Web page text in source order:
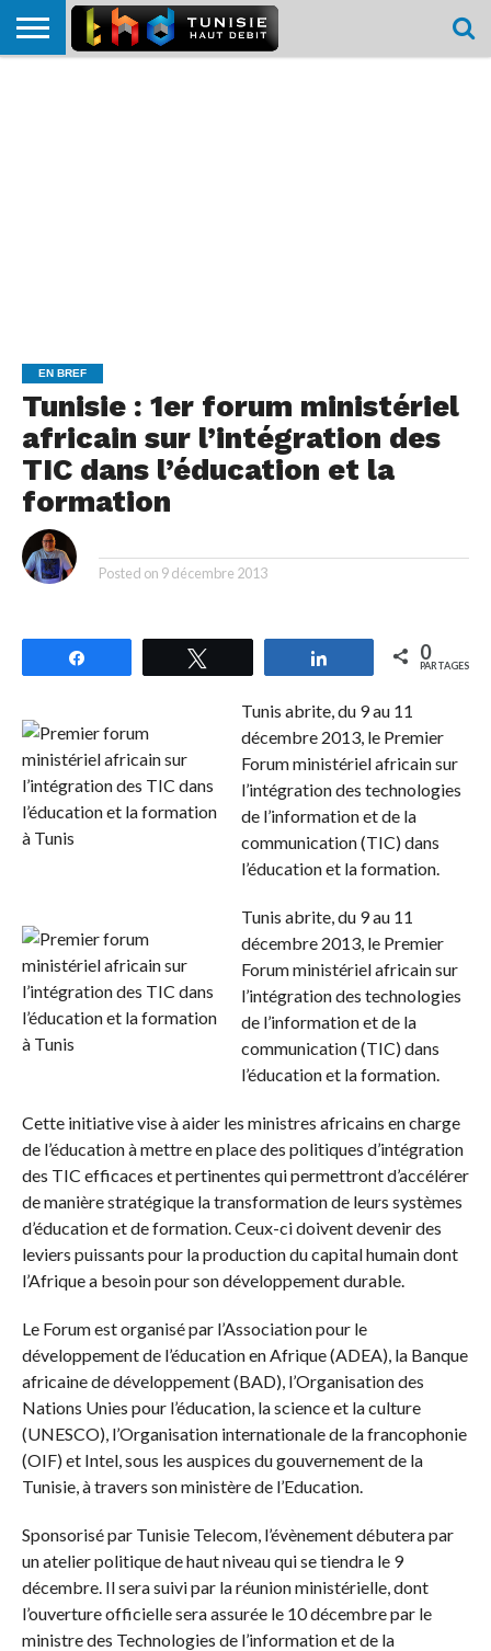
EN BREF
Tunisie : 1er forum ministériel
africain sur l’intégration des
TIC dans l’éducation et la
formation
Posted on 9 décembre 2013
Partagez 0
PARTAGES
Tunis abrite, du 9 au 11
décembre 2013, le Premier
Forum ministériel africain sur
l’intégration des technologies
de l’information et de la
communication (TIC) dans
l’éducation et la formation.
Tunis abrite, du 9 au 11
décembre 2013, le Premier
Forum ministériel africain sur
l’intégration des technologies
de l’information et de la
communication (TIC) dans
l’éducation et la formation.
Cette initiative vise à aider les ministres africains en charge
de l’éducation à mettre en place des politiques d’intégration
des TIC efficaces et pertinentes qui permettront d’accélérer
de manière stratégique la transformation de leurs systèmes
d’éducation et de formation. Ceux-ci doivent devenir des
leviers puissants pour la production du capital humain dont
l’Afrique a besoin pour son développement durable.
Le Forum est organisé par l’Association pour le
développement de l’éducation en Afrique (ADEA), la Banque
africaine de développement (BAD), l’Organisation des
Nations Unies pour l’éducation, la science et la culture
(UNESCO), l’Organisation internationale de la francophonie
(OIF) et Intel, sous les auspices du gouvernement de la
Tunisie, à travers son ministère de l’Education.
Sponsorisé par Tunisie Telecom, l’évènement débutera par
un atelier politique de haut niveau qui se tiendra le 9
décembre. Il sera suivi par la réunion ministérielle, dont
l’ouverture officielle sera assurée le 10 décembre par le
ministre des Technologies de l’information et de la